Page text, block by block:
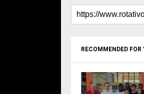
RECOMMENDED FOR